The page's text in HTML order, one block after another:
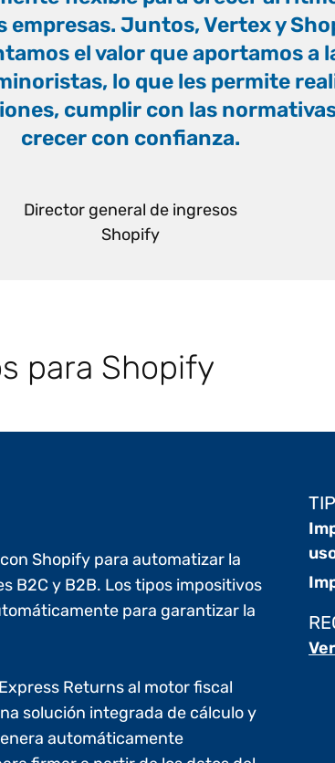
empresas. Juntos, Vertex y
el valor que aportamos a
lo que les permite
cumplir con las
crecer con confianza.
Director general de ingresos
Shopify
para Shopify
Shopify para automatizar la
B2C y B2B. Los tipos impositivos
para garantizar la
Returns al motor fiscal
solución integrada de cálculo y
automáticamente